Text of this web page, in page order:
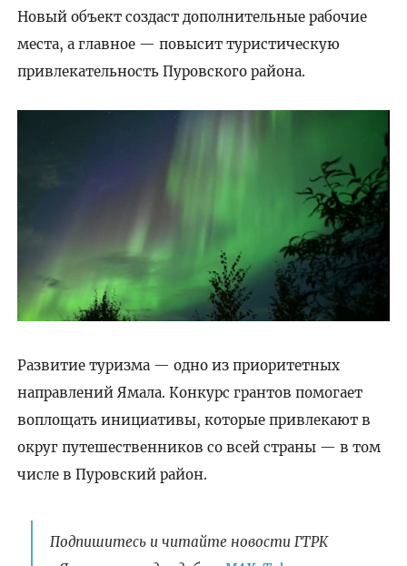
Новый объект создаст дополнительные рабочие
места, а главное — повысит туристическую
привлекательность Пуровского района.
Развитие туризма — одно из приоритетных
направлений Ямала. Конкурс грантов помогает
воплощать инициативы, которые привлекают в
округ путешественников со всей страны — в том
числе в Пуровский район.
Подпишитесь и читайте новости ГТРК